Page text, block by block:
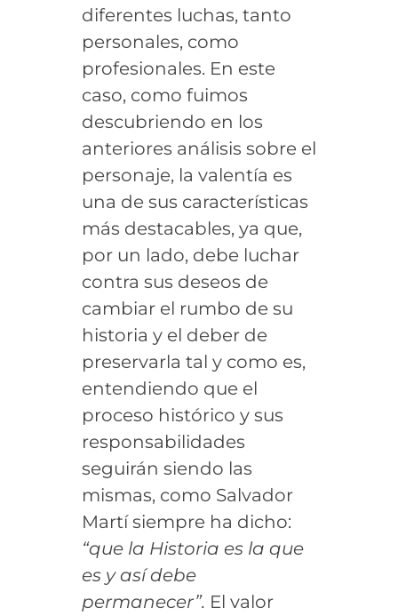
diferentes luchas, tanto
personales, como
profesionales. En este
caso, como fuimos
descubriendo en los
anteriores análisis sobre el
personaje, la valentía es
una de sus características
más destacables, ya que,
por un lado, debe luchar
contra sus deseos de
cambiar el rumbo de su
historia y el deber de
preservarla tal y como es,
entendiendo que el
proceso histórico y sus
responsabilidades
seguirán siendo las
mismas, como Salvador
Martí siempre ha dicho:
“que la Historia es la que
es y así debe
permanecer”. El valor